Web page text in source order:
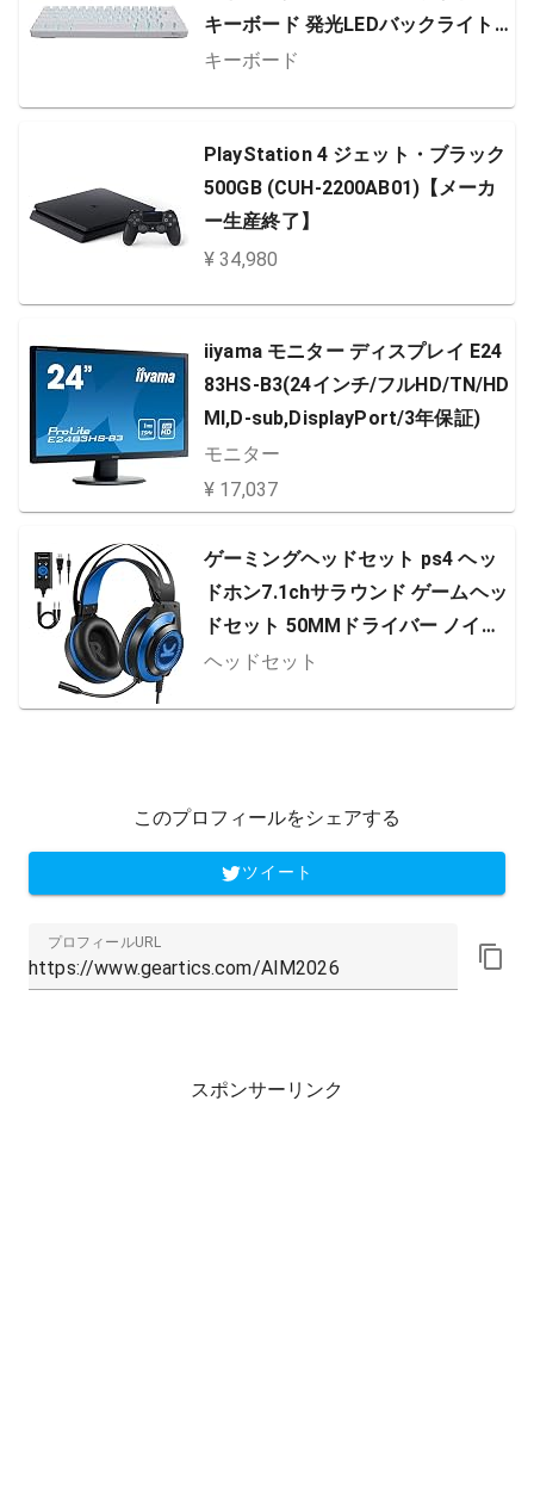
キーボード 発光LEDバックライト
付き Windows/Android/iOS/Mac/
キーボード
PlayStation 4 ジェット・ブラック
500GB (CUH-2200AB01)【メーカ
ー生産終了】
¥ 34,980
iiyama モニター ディスプレイ E24
83HS-B3(24インチ/フルHD/TN/HD
MI,D-sub,DisplayPort/3年保証)
モニター
¥ 17,037
ゲーミングヘッドセット ps4 ヘッ
ドホン7.1chサラウンド ゲームヘッ
ドセット 50MMドライバー ノイズ
キャンセルマイク付き 軽量 重低音
ヘッドセット
このプロフィールをシェアする
ツイート
プロフィールURL
スポンサーリンク